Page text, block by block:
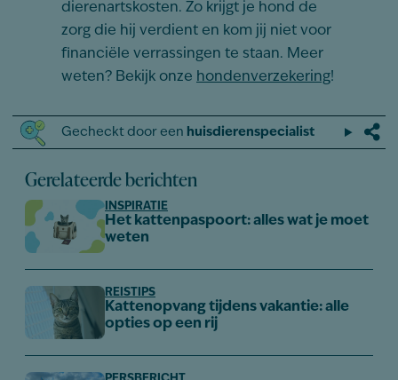
dierenartskosten. Zo krijgt je hond de
zorg die hij verdient en kom jij niet voor
financiële verrassingen te staan. Meer
weten? Bekijk onze hondenverzekering!
Gecheckt door een huisdierenspecialist
Gerelateerde berichten
INSPIRATIE
Het kattenpaspoort: alles wat je moet
weten
REISTIPS
Kattenopvang tijdens vakantie: alle
opties op een rij